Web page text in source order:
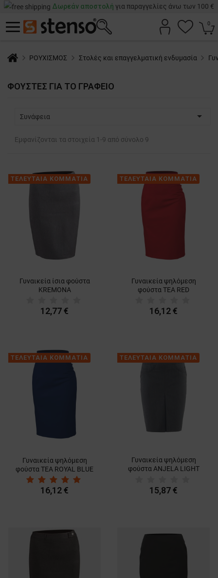
Δωρεάν αποστολή για παραγγελίες άνω των 100 €
0
ΡΟΥΧΙΣΜΟΣ Στολές και επαγγελματική ενδυμασία
ΦΟΎΣΤΕΣ ΓΙΑ ΤΟ ΓΡΑΦΕΊΟ
Συνάφεια 
Εμφανίζονται τα στοιχεία 1-9 από σύνολο 9
ΤΕΛΕΥΤΑΙΑ ΚΟΜΜΑΤΙΑ
Γυναικεία ίσια φούστα
KREMONA
12,77 €
ΤΕΛΕΥΤΑΙΑ ΚΟΜΜΑΤΙΑ
Γυναικεία ψηλόμεση
φούστα TEA RED
16,12 €
ΤΕΛΕΥΤΑΙΑ ΚΟΜΜΑΤΙΑ
Γυναικεία ψηλόμεση
φούστα TEA ROYAL BLUE
16,12 €
ΤΕΛΕΥΤΑΙΑ ΚΟΜΜΑΤΙΑ
Γυναικεία ψηλόμεση
φούστα ANJELA LIGHT
15,87 €